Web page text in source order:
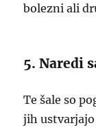
bolezni ali
5. Naredi
Te šale so
jih